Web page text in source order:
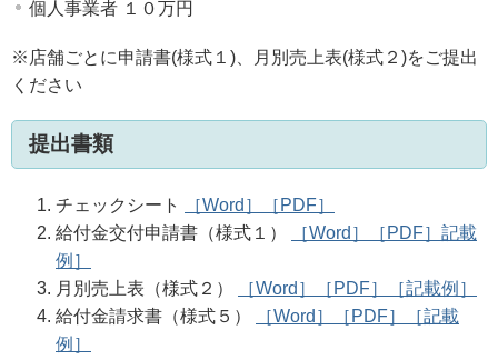
個人事業者 １０万円
※店舗ごとに申請書(様式１)、月別売上表(様式２)をご提出
ください
提出書類
チェックシート ［Word］
［PDF］
給付金交付申請書（様式１）
［Word］ ［PDF］ 記載
例］
月別売上表（様式２）
［Word］ ［PDF］
［記載例］
給付金請求書（様式５）
［Word］ ［PDF］
［記載
例］